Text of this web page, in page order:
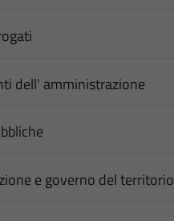
dell' amministrazione
e governo del territorio